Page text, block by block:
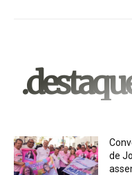
de